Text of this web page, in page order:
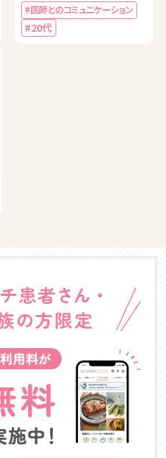
ているが、適切
#医師とのコミュニケーション
#20代